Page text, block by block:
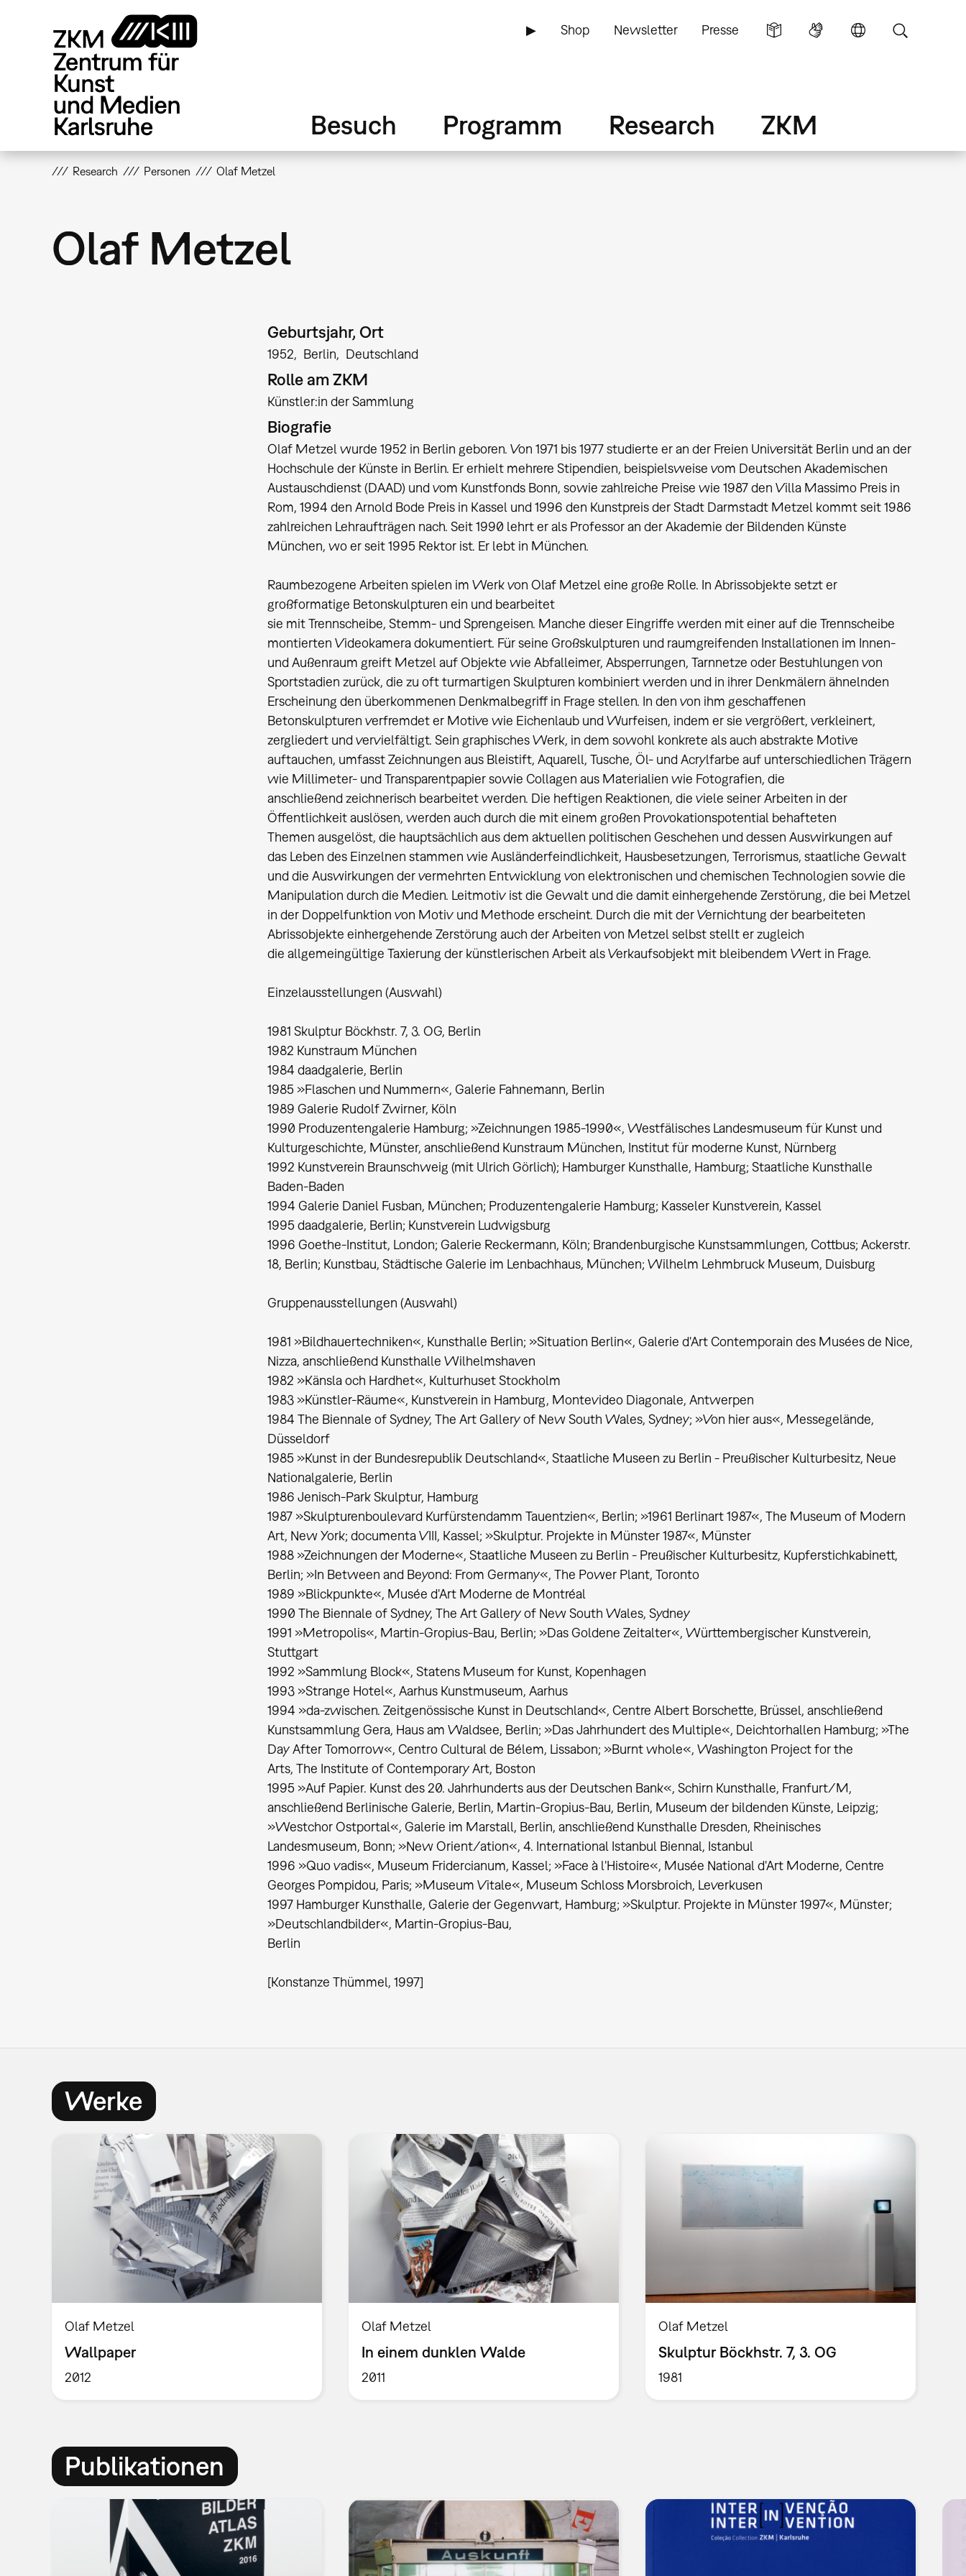
▶ Shop Newsletter Presse
Besuch Programm Research ZKM
Research Personen Olaf Metzel
Olaf Metzel
Geburtsjahr, Ort
1952 Berlin Deutschland
Rolle am ZKM
Künstler:in der Sammlung
Biografie
Olaf Metzel wurde 1952 in Berlin geboren. Von 1971 bis 1977 studierte er an der Freien Universität Berlin und an der
Hochschule der Künste in Berlin. Er erhielt mehrere Stipendien, beispielsweise vom Deutschen Akademischen
Austauschdienst (DAAD) und vom Kunstfonds Bonn, sowie zahlreiche Preise wie 1987 den Villa Massimo Preis in
Rom, 1994 den Arnold Bode Preis in Kassel und 1996 den Kunstpreis der Stadt Darmstadt Metzel kommt seit 1986
zahlreichen Lehraufträgen nach. Seit 1990 lehrt er als Professor an der Akademie der Bildenden Künste
München, wo er seit 1995 Rektor ist. Er lebt in München.
Raumbezogene Arbeiten spielen im Werk von Olaf Metzel eine große Rolle. In Abrissobjekte setzt er
großformatige Betonskulpturen ein und bearbeitet
sie mit Trennscheibe, Stemm- und Sprengeisen. Manche dieser Eingriffe werden mit einer auf die Trennscheibe
montierten Videokamera dokumentiert. Für seine Großskulpturen und raumgreifenden Installationen im Innen-
und Außenraum greift Metzel auf Objekte wie Abfalleimer, Absperrungen, Tarnnetze oder Bestuhlungen von
Sportstadien zurück, die zu oft turmartigen Skulpturen kombiniert werden und in ihrer Denkmälern ähnelnden
Erscheinung den überkommenen Denkmalbegriff in Frage stellen. In den von ihm geschaffenen
Betonskulpturen verfremdet er Motive wie Eichenlaub und Wurfeisen, indem er sie vergrößert, verkleinert,
zergliedert und vervielfältigt. Sein graphisches Werk, in dem sowohl konkrete als auch abstrakte Motive
auftauchen, umfasst Zeichnungen aus Bleistift, Aquarell, Tusche, Öl- und Acrylfarbe auf unterschiedlichen Trägern
wie Millimeter- und Transparentpapier sowie Collagen aus Materialien wie Fotografien, die
anschließend zeichnerisch bearbeitet werden. Die heftigen Reaktionen, die viele seiner Arbeiten in der
Öffentlichkeit auslösen, werden auch durch die mit einem großen Provokationspotential behafteten
Themen ausgelöst, die hauptsächlich aus dem aktuellen politischen Geschehen und dessen Auswirkungen auf
das Leben des Einzelnen stammen wie Ausländerfeindlichkeit, Hausbesetzungen, Terrorismus, staatliche Gewalt
und die Auswirkungen der vermehrten Entwicklung von elektronischen und chemischen Technologien sowie die
Manipulation durch die Medien. Leitmotiv ist die Gewalt und die damit einhergehende Zerstörung, die bei Metzel
in der Doppelfunktion von Motiv und Methode erscheint. Durch die mit der Vernichtung der bearbeiteten
Abrissobjekte einhergehende Zerstörung auch der Arbeiten von Metzel selbst stellt er zugleich
die allgemeingültige Taxierung der künstlerischen Arbeit als Verkaufsobjekt mit bleibendem Wert in Frage.
Einzelausstellungen (Auswahl)
1981 Skulptur Böckhstr. 7, 3. OG, Berlin
1982 Kunstraum München
1984 daadgalerie, Berlin
1985 »Flaschen und Nummern«, Galerie Fahnemann, Berlin
1989 Galerie Rudolf Zwirner, Köln
1990 Produzentengalerie Hamburg; »Zeichnungen 1985-1990«, Westfälisches Landesmuseum für Kunst und
Kulturgeschichte, Münster, anschließend Kunstraum München, Institut für moderne Kunst, Nürnberg
1992 Kunstverein Braunschweig (mit Ulrich Görlich); Hamburger Kunsthalle, Hamburg; Staatliche Kunsthalle
Baden-Baden
1994 Galerie Daniel Fusban, München; Produzentengalerie Hamburg; Kasseler Kunstverein, Kassel
1995 daadgalerie, Berlin; Kunstverein Ludwigsburg
1996 Goethe-Institut, London; Galerie Reckermann, Köln; Brandenburgische Kunstsammlungen, Cottbus; Ackerstr.
18, Berlin; Kunstbau, Städtische Galerie im Lenbachhaus, München; Wilhelm Lehmbruck Museum, Duisburg
Gruppenausstellungen (Auswahl)
1981 »Bildhauertechniken«, Kunsthalle Berlin; »Situation Berlin«, Galerie d'Art Contemporain des Musées de Nice,
Nizza, anschließend Kunsthalle Wilhelmshaven
1982 »Känsla och Hardhet«, Kulturhuset Stockholm
1983 »Künstler-Räume«, Kunstverein in Hamburg, Montevideo Diagonale, Antwerpen
1984 The Biennale of Sydney, The Art Gallery of New South Wales, Sydney; »Von hier aus«, Messegelände,
Düsseldorf
1985 »Kunst in der Bundesrepublik Deutschland«, Staatliche Museen zu Berlin - Preußischer Kulturbesitz, Neue
Nationalgalerie, Berlin
1986 Jenisch-Park Skulptur, Hamburg
1987 »Skulpturenboulevard Kurfürstendamm Tauentzien«, Berlin; »1961 Berlinart 1987«, The Museum of Modern
Art, New York; documenta VIII, Kassel; »Skulptur. Projekte in Münster 1987«, Münster
1988 »Zeichnungen der Moderne«, Staatliche Museen zu Berlin - Preußischer Kulturbesitz, Kupferstichkabinett,
Berlin; »In Between and Beyond: From Germany«, The Power Plant, Toronto
1989 »Blickpunkte«, Musée d'Art Moderne de Montréal
1990 The Biennale of Sydney, The Art Gallery of New South Wales, Sydney
1991 »Metropolis«, Martin-Gropius-Bau, Berlin; »Das Goldene Zeitalter«, Württembergischer Kunstverein,
Stuttgart
1992 »Sammlung Block«, Statens Museum for Kunst, Kopenhagen
1993 »Strange Hotel«, Aarhus Kunstmuseum, Aarhus
1994 »da-zwischen. Zeitgenössische Kunst in Deutschland«, Centre Albert Borschette, Brüssel, anschließend
Kunstsammlung Gera, Haus am Waldsee, Berlin; »Das Jahrhundert des Multiple«, Deichtorhallen Hamburg; »The
Day After Tomorrow«, Centro Cultural de Bélem, Lissabon; »Burnt whole«, Washington Project for the
Arts, The Institute of Contemporary Art, Boston
1995 »Auf Papier. Kunst des 20. Jahrhunderts aus der Deutschen Bank«, Schirn Kunsthalle, Franfurt/M,
anschließend Berlinische Galerie, Berlin, Martin-Gropius-Bau, Berlin, Museum der bildenden Künste, Leipzig;
»Westchor Ostportal«, Galerie im Marstall, Berlin, anschließend Kunsthalle Dresden, Rheinisches
Landesmuseum, Bonn; »New Orient/ation«, 4. International Istanbul Biennal, Istanbul
1996 »Quo vadis«, Museum Fridercianum, Kassel; »Face à l'Histoire«, Musée National d'Art Moderne, Centre
Georges Pompidou, Paris; »Museum Vitale«, Museum Schloss Morsbroich, Leverkusen
1997 Hamburger Kunsthalle, Galerie der Gegenwart, Hamburg; »Skulptur. Projekte in Münster 1997«, Münster;
»Deutschlandbilder«, Martin-Gropius-Bau,
Berlin
[Konstanze Thümmel, 1997]
Werke
Olaf Metzel
Wallpaper
2012
Olaf Metzel
In einem dunklen Walde
2011
Olaf Metzel
Skulptur Böckhstr. 7, 3. OG
1981
Publikationen